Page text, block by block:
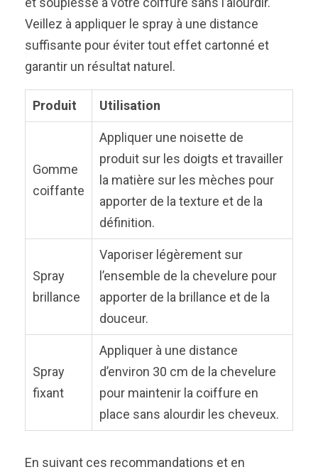
Veillez à appliquer le spray à une distance
suffisante pour éviter tout effet cartonné et
garantir un résultat naturel.
Produit Utilisation
Gomme
coiffante
Appliquer une noisette de
produit sur les doigts et travailler
la matière sur les mèches pour
apporter de la texture et de la
définition.
Spray
brillance
Vaporiser légèrement sur
l’ensemble de la chevelure pour
apporter de la brillance et de la
douceur.
Spray
fixant
Appliquer à une distance
d’environ 30 cm de la chevelure
pour maintenir la coiffure en
place sans alourdir les cheveux.
En suivant ces recommandations et en